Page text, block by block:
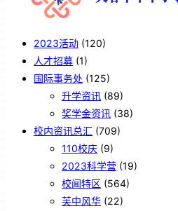
2023活动 (120)
人才招募 (1)
国际事务处 (125)
升学资讯 (89)
奖学金资讯 (38)
校内资讯总汇 (709)
110校庆 (9)
2023科学营 (19)
校闻特区 (564)
芙中风华 (22)